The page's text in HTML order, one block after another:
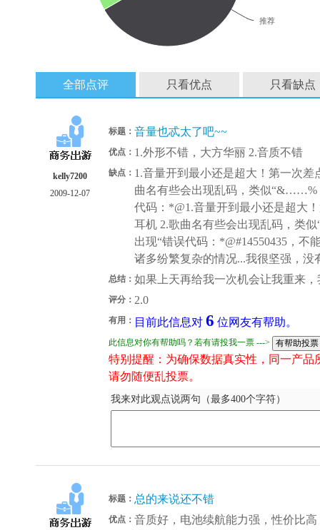
推荐
全部点评 只看优点 只看缺点
kelly7200
2009-12-07
标题： 音量也忒太了吧~~
优点： 1.外形不错，大方华丽 2.音质不错
缺点： 1.音量开到最小还是超大！第一次
曲名有些会出现乱码，类似“&……%
代码：*@1.音量开到最小还是超大
耳机 2.歌曲名有些会出现乱码，类
出现“错误代码：*@#14550435，不
诸多纷繁复杂的情况...我很坚强，没
总结： 如果上天再给我一次机会让我重来
评分： 2.0
有用： 目前此信息对 6 位网友有帮助。
此信息对你有帮助吗？若有请投我一票 --->
特别提醒：为确保数据真实性，同一产
请勿随便乱投票。
我来对此观点说两句（最多400个字符）
标题： 总的来说还不错
优点： 音质好，电池续航能力强，性价比高